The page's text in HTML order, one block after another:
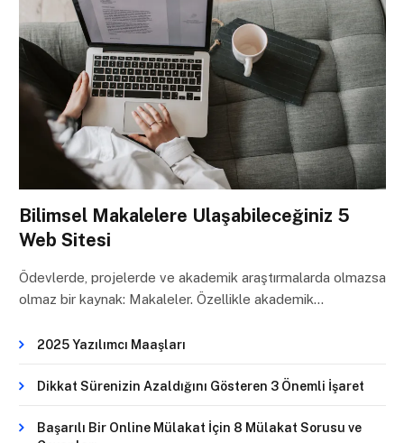
Bilimsel Makalelere Ulaşabileceğiniz 5
Web Sitesi
Ödevlerde, projelerde ve akademik araştırmalarda olmazsa
olmaz bir kaynak: Makaleler. Özellikle akademik…
2025 Yazılımcı Maaşları
Dikkat Sürenizin Azaldığını Gösteren 3 Önemli İşaret
Başarılı Bir Online Mülakat İçin 8 Mülakat Sorusu ve